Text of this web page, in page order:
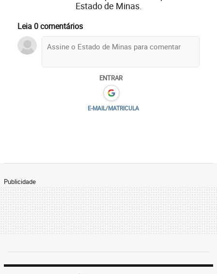
Estado de Minas.
Leia 0 comentários
ENTRAR
E-MAIL/MATRICULA
Publicidade